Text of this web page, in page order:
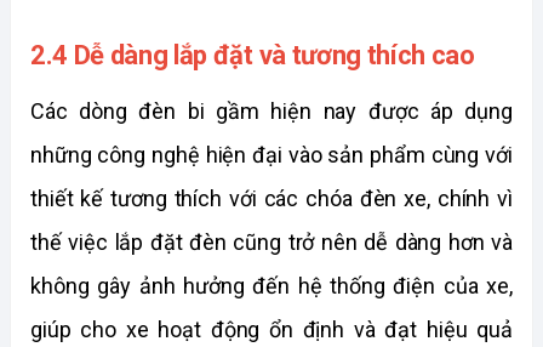
2.4 Dễ dàng lắp đặt và tương thích cao
Các dòng đèn bi gầm hiện nay được áp dụng
những công nghệ hiện đại vào sản phẩm cùng với
thiết kế tương thích với các chóa đèn xe, chính vì
thế việc lắp đặt đèn cũng trở nên dễ dàng hơn và
không gây ảnh hưởng đến hệ thống điện của xe,
giúp cho xe hoạt động ổn định và đạt hiệu quả